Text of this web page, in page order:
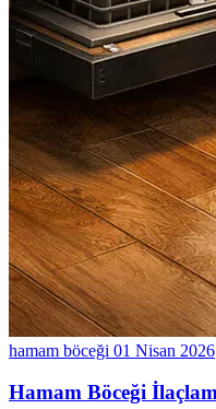
hamam böceği 01 Nisan 2026
Hamam Böceği